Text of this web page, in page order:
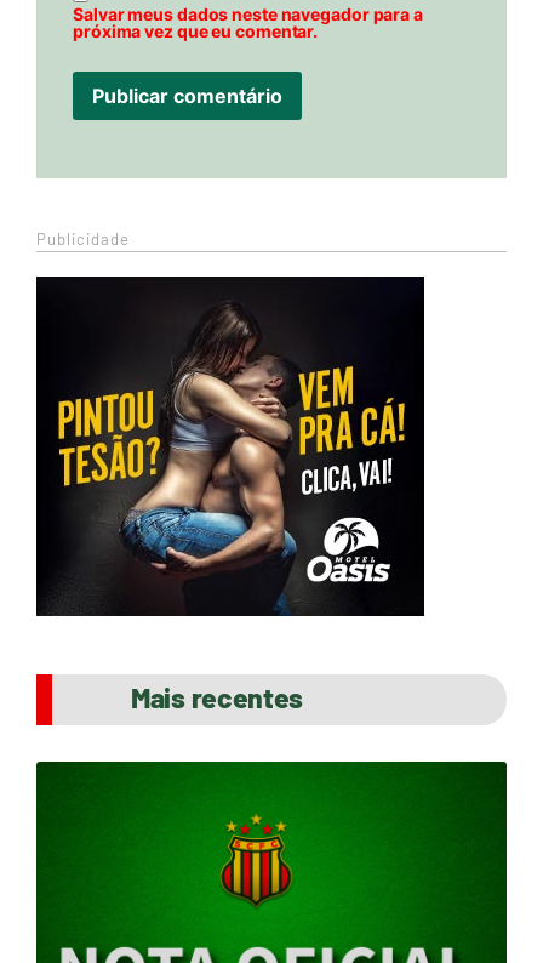
Salvar meus dados neste navegador para a
próxima vez que eu comentar.
Publicidade
Mais recentes